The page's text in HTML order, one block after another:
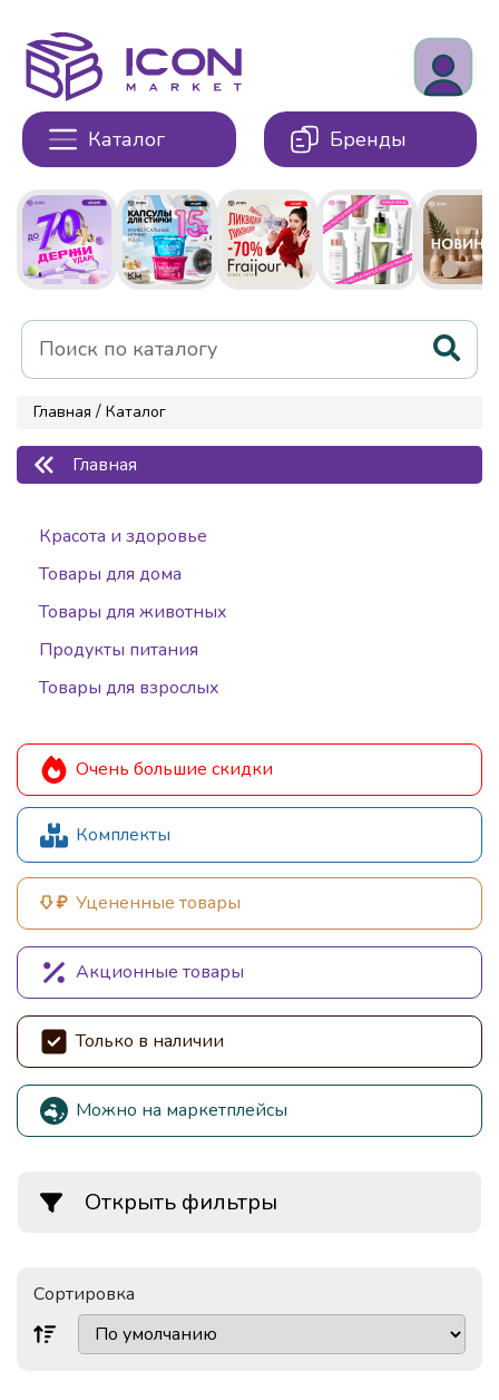
Каталог Бренды
Главная / Каталог
Главная
Красота и здоровье
Товары для дома
Товары для животных
Продукты питания
Товары для взрослых
Очень большие скидки
Комплекты
Уцененные товары
Акционные товары
Только в наличии
Можно на маркетплейсы
Открыть фильтры
Сортировка